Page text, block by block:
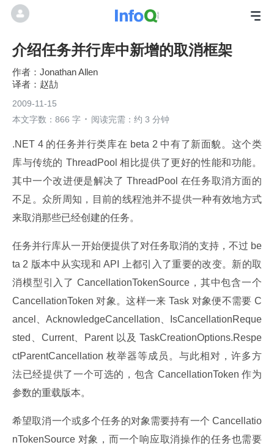
介绍任务并行库中新增的取消框架
Jonathan Allen
赵劼
2009-11-15
本文字数：866 字
阅读完需：约 3 分钟
.NET 4 的任务并行类库在 beta 2 中有了新面貌。这个类
库与传统的 ThreadPool 相比提供了更好的性能和功能。
其中一个改进便是解决了 ThreadPool 在任务取消方面的
不足。众所周知，目前的线程池并不提供一种有效地方式
来取消那些已经创建的任务。
任务并行库从一开始便提供了对任务取消的支持，不过 be
ta 2 版本中从实现和 API 上都引入了重要的改变。新的取
消模型引入了 CancellationTokenSource，其中包含一个
CancellationToken 对象。这样一来 Task 对象便不需要 C
ancel、AcknowledgeCancellation、IsCancellationReque
sted、Current、Parent 以及 TaskCreationOptions.Respe
ctParentCancellation 枚举器等成员。与此相对，许多方
法已经提供了一个可选的，包含 CancellationToken 作为
参数的重载版本。
希望取消一个或多个任务的对象需要持有一个 Cancellatio
nTokenSource 对象，而一个响应取消操作的任务也需要